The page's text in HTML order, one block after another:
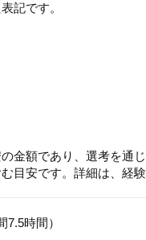
記です。
金額であり、選考を通
目安です。詳細は、経
時間）